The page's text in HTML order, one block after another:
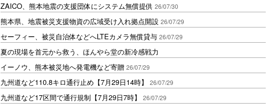
ZAICO、熊本地震の支援団体にシステム無償提供 26/07/30
熊本県、地震被災支援物資の広域受け入れ拠点開設 26/07/29
セーフィー、被災自治体などへLTEカメラ無償貸与 26/07/29
夏の現場を首元から救う、ほんやら堂の新冷感戦力
イーノウ、熊本被災地へ発電機など寄贈 26/07/29
九州道など110.8キロ通行止め【7月29日14時】 26/07/29
九州道など17区間で通行規制【7月29日7時】 26/07/29